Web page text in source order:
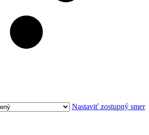
Nastaviť zostupný smer